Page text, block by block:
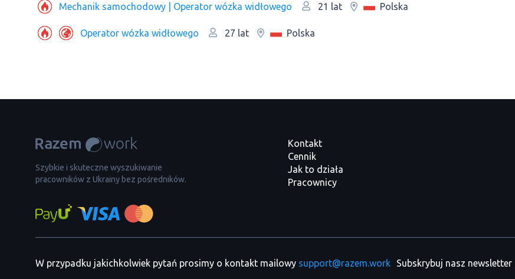
Mechanik samochodowy | Operator wózka widłowego 21 lat Polska
Operator wózka widłowego 27 lat Polska
Szybkie i skuteczne wyszukiwanie
pracowników z Ukrainy bez pośredników.
Kontakt
Cennik
Jak to działa
Pracownicy
W przypadku jakichkolwiek pytań prosimy o kontakt mailowy support@razem.work Subskrybuj nasz